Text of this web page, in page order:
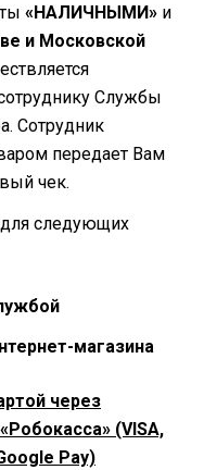
«НАЛИЧНЫМИ» и
и Московской
Службы
Сотрудник
передает Вам
чек.
следующих
магазина
через
(VISA,
Pay)